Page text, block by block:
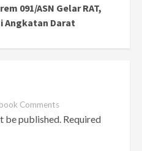
091/ASN Gelar RAT,
Angkatan Darat
Comments
be published. Required